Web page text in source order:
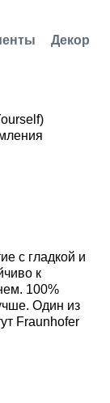
Декор
c гладкой и
к
100%
Один из
Fraunhofer